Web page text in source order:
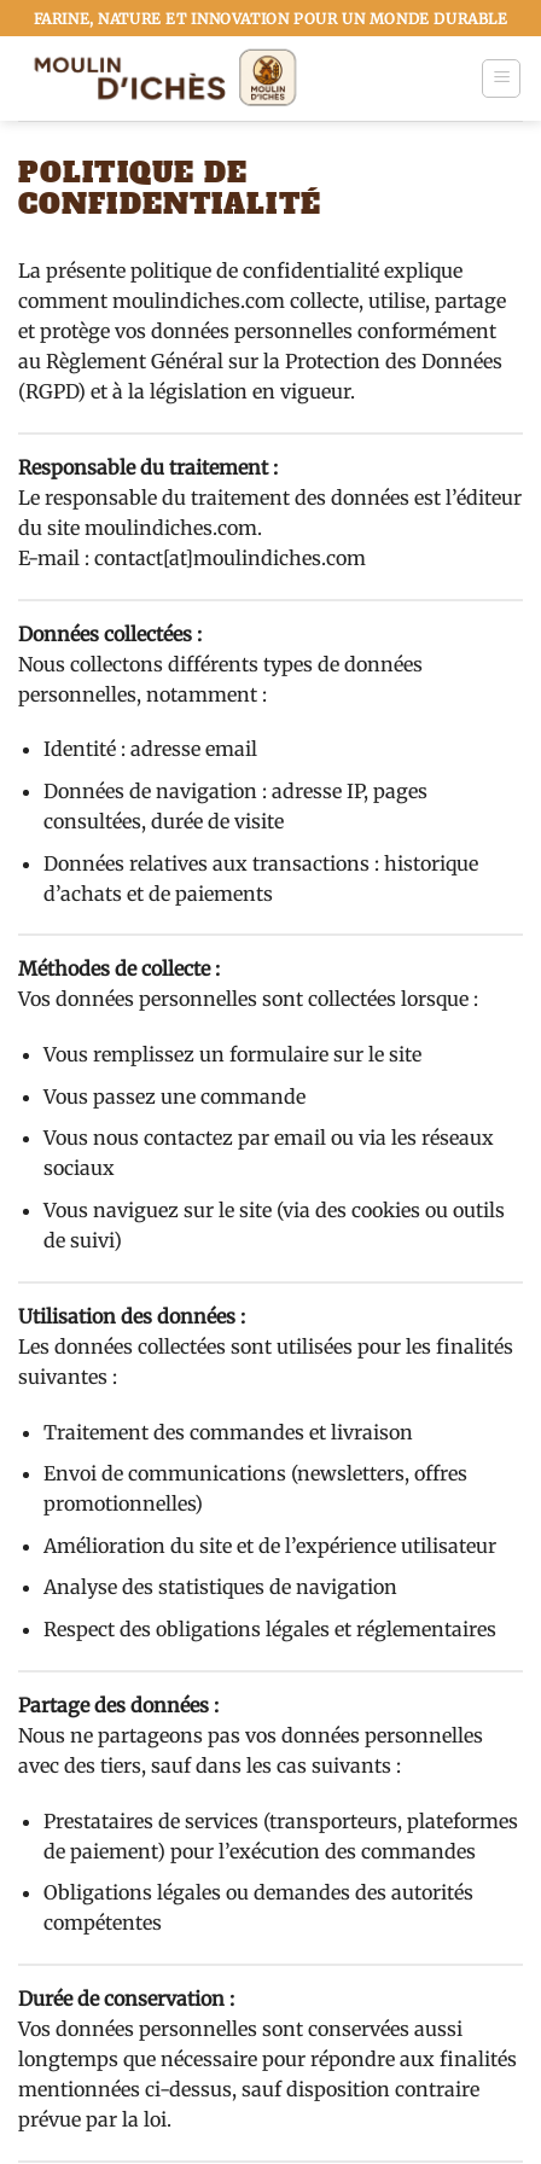
Passer
au
contenu
FARINE, NATURE ET INNOVATION POUR UN MONDE DURABLE
POLITIQUE DE
CONFIDENTIALITÉ
La présente politique de confidentialité explique
comment moulindiches.com collecte, utilise, partage
et protège vos données personnelles conformément
au Règlement Général sur la Protection des Données
(RGPD) et à la législation en vigueur.
Responsable du traitement :
Le responsable du traitement des données est l’éditeur
du site moulindiches.com.
E-mail : contact[at]moulindiches.com
Données collectées :
Nous collectons différents types de données
personnelles, notamment :
Identité : adresse email
Données de navigation : adresse IP, pages
consultées, durée de visite
Données relatives aux transactions : historique
d’achats et de paiements
Méthodes de collecte :
Vos données personnelles sont collectées lorsque :
Vous remplissez un formulaire sur le site
Vous passez une commande
Vous nous contactez par email ou via les réseaux
sociaux
Vous naviguez sur le site (via des cookies ou outils
de suivi)
Utilisation des données :
Les données collectées sont utilisées pour les finalités
suivantes :
Traitement des commandes et livraison
Envoi de communications (newsletters, offres
promotionnelles)
Amélioration du site et de l’expérience utilisateur
Analyse des statistiques de navigation
Respect des obligations légales et réglementaires
Partage des données :
Nous ne partageons pas vos données personnelles
avec des tiers, sauf dans les cas suivants :
Prestataires de services (transporteurs, plateformes
de paiement) pour l’exécution des commandes
Obligations légales ou demandes des autorités
compétentes
Durée de conservation :
Vos données personnelles sont conservées aussi
longtemps que nécessaire pour répondre aux finalités
mentionnées ci-dessus, sauf disposition contraire
prévue par la loi.